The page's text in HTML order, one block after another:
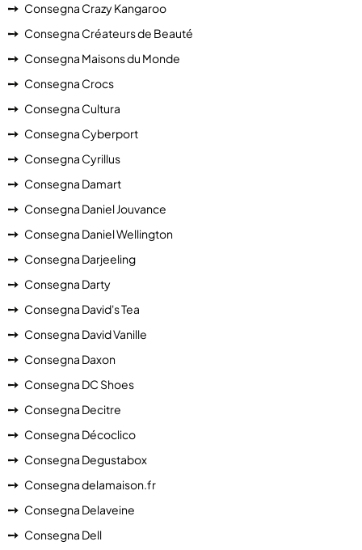
Consegna Crazy Kangaroo
Consegna Créateurs de Beauté
Consegna Maisons du Monde
Consegna Crocs
Consegna Cultura
Consegna Cyberport
Consegna Cyrillus
Consegna Damart
Consegna Daniel Jouvance
Consegna Daniel Wellington
Consegna Darjeeling
Consegna Darty
Consegna David's Tea
Consegna David Vanille
Consegna Daxon
Consegna DC Shoes
Consegna Decitre
Consegna Décoclico
Consegna Degustabox
Consegna delamaison.fr
Consegna Delaveine
Consegna Dell